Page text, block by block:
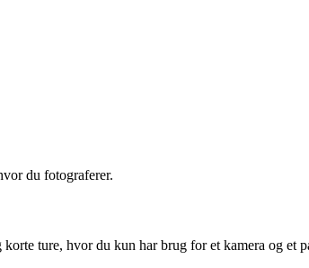
du fotograferer.
ture, hvor du kun har brug for et kamera og et